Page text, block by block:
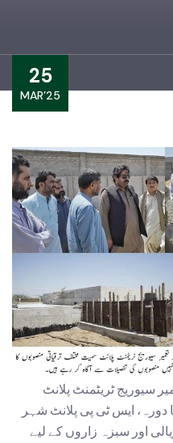
25
MAR’25
سیوریج ٹریٹمنٹ پلانٹ
ایس ٹی پی پلانٹ شہر
اور سبزہ زاروں کے لیے